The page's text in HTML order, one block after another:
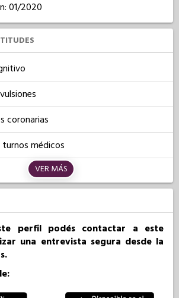
01/2020
coronarias
médicos
VER MÁS
perfil podés contactar a este
una entrevista segura desde la